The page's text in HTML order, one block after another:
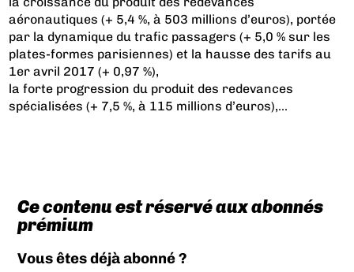
aéronautiques (+ 5,4 %, à 503 millions d’euros), portée
par la dynamique du trafic passagers (+ 5,0 % sur les
plates-formes parisiennes) et la hausse des tarifs au
1er avril 2017 (+ 0,97 %),
la forte progression du produit des redevances
spécialisées (+ 7,5 %, à 115 millions d’euros),...
Ce contenu est réservé aux abonnés
prémium
Vous êtes déjà abonné ?